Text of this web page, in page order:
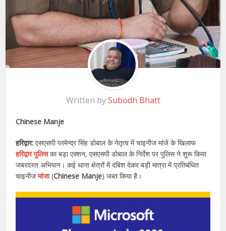
Written bySubodh Bhatt
Chinese Manje
हरिद्वार:एसएसपी परमेन्द्र सिंह डोबाल के नेतृत्व में चाइनीज मांजे के खिलाफ
हरिद्वार पुलिसका बड़ा एक्शन, एसएसपी डोबाल के निर्देश पर पुलिस ने शुरू किया
जबरदस्त अभियान। कई थाना क्षेत्रों में दबिश देकर बड़ी मात्रा में प्रतिबंधित
चाइनीजमांजा(Chinese Manje) जब्त किया है।